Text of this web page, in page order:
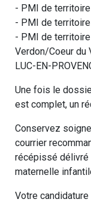
- PMI de
- PMI de
- PMI de
Verdon/Coeur du
LUC-EN-
Une fois le
est complet, un
Conservez
courrier
récépissé délivré
maternelle
Votre